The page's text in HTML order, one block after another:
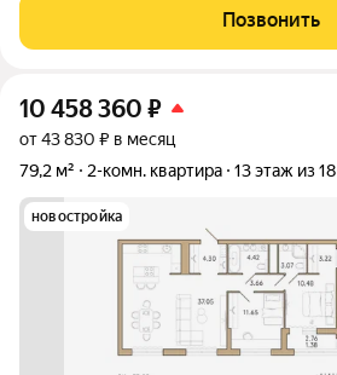
на 6 этаже
Позвонить
10 458 360 ₽
от 43 830 ₽ в месяц
79,2 м²
2-комн. квартира 13 этаж из 18
новостройка